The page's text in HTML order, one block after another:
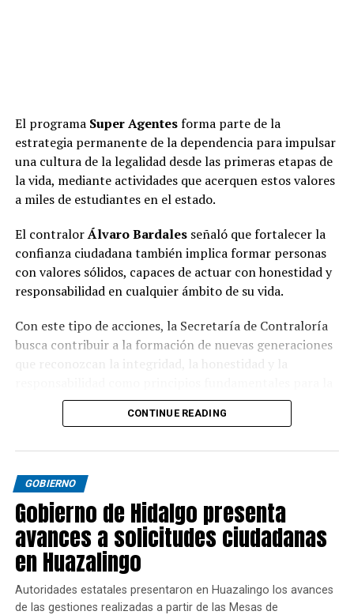
El programa Super Agentesforma parte de la
estrategia permanente de la dependencia para impulsar
una cultura de la legalidad desde las primeras etapas de
la vida, mediante actividades que acerquen estos valores
a miles de estudiantes en el estado.
El contralorÁlvaro Bardalesseñaló que fortalecer la
confianza ciudadana también implica formar personas
con valores sólidos, capaces de actuar con honestidad y
responsabilidad en cualquier ámbito de su vida.
Con este tipo de acciones, la Secretaría de Contraloría
busca contribuir a la formación de nuevas generaciones
que reconozcan la integridad, la honestidad y la
convivencia y el desarrollo de Hidalgo.
CONTINUE READING
GOBIERNO
Gobierno de Hidalgo presenta
avances a solicitudes ciudadanas
en Huazalingo
Autoridades estatales presentaron en Huazalingo los avances
de las gestiones realizadas a partir de las Mesas de